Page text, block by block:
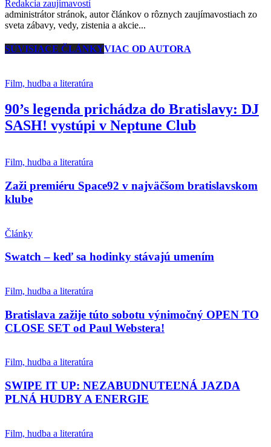
Redakcia zaujímavostí
administrátor stránok, autor článkov o rôznych zaujímavostiach zo
sveta zábavy, vedy, zistenia a akcie...
SÚVISIACE ČLÁNKYVIAC OD AUTORA
Film, hudba a literatúra
90’s legenda prichádza do Bratislavy: DJ
SASH! vystúpi v Neptune Club
Film, hudba a literatúra
Zaži premiéru Space92 v najväčšom bratislavskom
klube
Články
Swatch – keď sa hodinky stávajú umením
Film, hudba a literatúra
Bratislava zažije túto sobotu výnimočný OPEN TO
CLOSE SET od Paul Webstera!
Film, hudba a literatúra
SWIPE IT UP: NEZABUDNUTEĽNÁ JAZDA
PLNÁ HUDBY A ENERGIE
Film, hudba a literatúra